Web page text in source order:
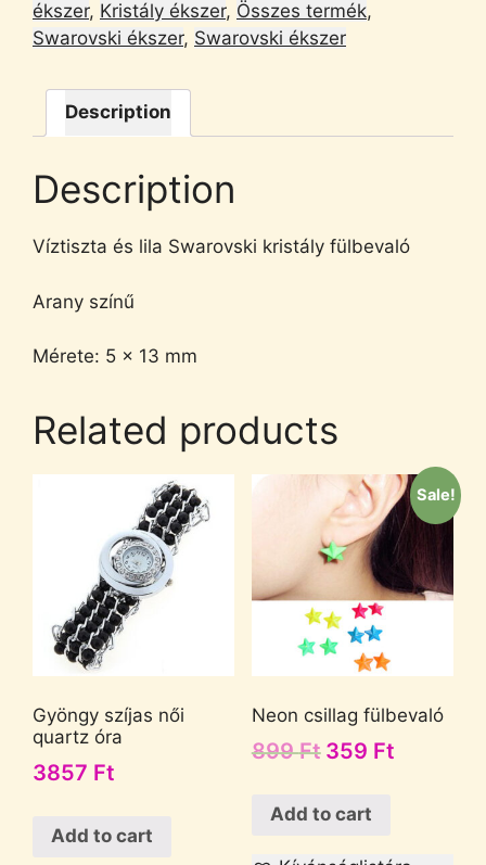
ékszer, Kristály ékszer, Összes termék,
Swarovski ékszer, Swarovski ékszer
Description
Description
Víztiszta és lila Swarovski kristály fülbevaló
Arany színű
Mérete: 5 x 13 mm
Related products
Gyöngy szíjas női
quartz óra
3857 Ft
Add to cart
Sale!
Neon csillag fülbevaló
899Ft 359 Ft
Add to cart